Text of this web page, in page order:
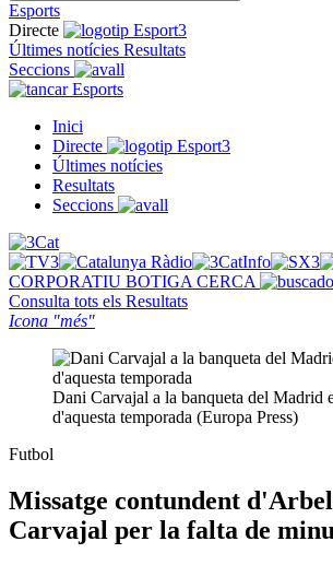
Esports
Directe
Últimes notícies Resultats
Seccions
Esports
Inici
Directe
Últimes notícies
Resultats
Seccions
CORPORATIU BOTIGA CERCA
Consulta tots els Resultats
Icona "més"
Dani Carvajal a la banqueta del Madrid
d'aquesta temporada (Europa Press)
Futbol
Missatge contundent
Carvajal per la falta de